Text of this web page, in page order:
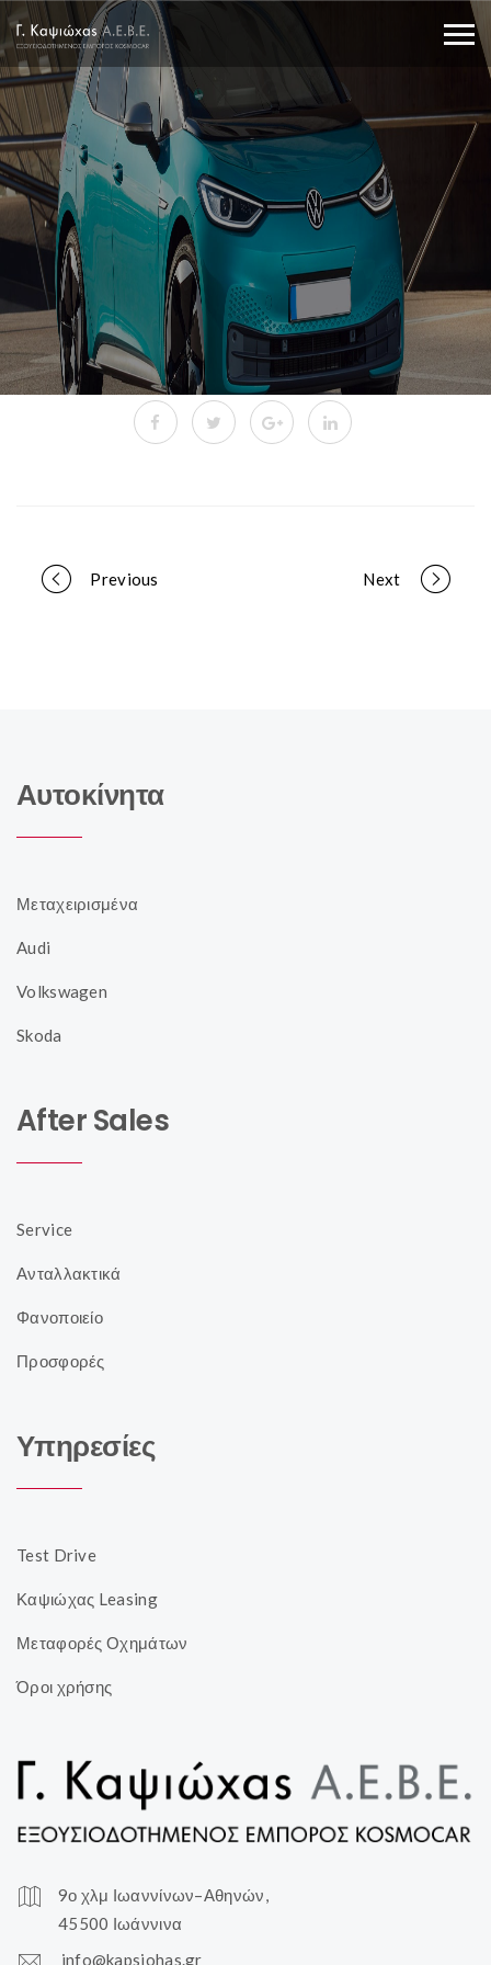
Portfolio
Previous Next
Αυτοκίνητα
Μεταχειρισμένα
Audi
Volkswagen
Skoda
After Sales
Service
Ανταλλακτικά
Φανοποιείο
Προσφορές
Υπηρεσίες
Test Drive
Καψιώχας Leasing
Μεταφορές Οχημάτων
Όροι χρήσης
9ο χλμ Ιωαννίνων–Αθηνών,
45500 Ιωάννινα
info@kapsiohas.gr